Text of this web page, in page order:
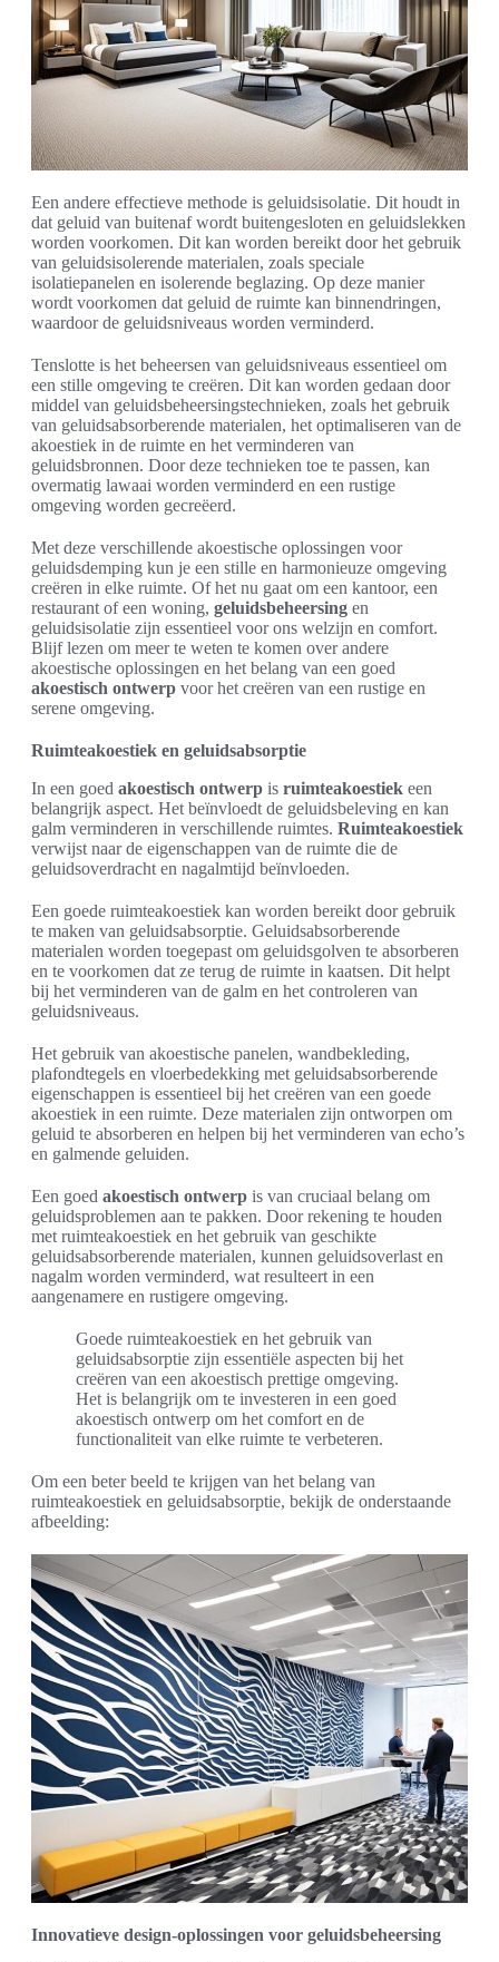
Een andere effectieve methode is geluidsisolatie. Dit houdt in
dat geluid van buitenaf wordt buitengesloten en geluidslekken
worden voorkomen. Dit kan worden bereikt door het gebruik
van geluidsisolerende materialen, zoals speciale
isolatiepanelen en isolerende beglazing. Op deze manier
wordt voorkomen dat geluid de ruimte kan binnendringen,
waardoor de geluidsniveaus worden verminderd.
Tenslotte is het beheersen van geluidsniveaus essentieel om
een stille omgeving te creëren. Dit kan worden gedaan door
middel van geluidsbeheersingstechnieken, zoals het gebruik
van geluidsabsorberende materialen, het optimaliseren van de
akoestiek in de ruimte en het verminderen van
geluidsbronnen. Door deze technieken toe te passen, kan
overmatig lawaai worden verminderd en een rustige
omgeving worden gecreëerd.
Met deze verschillende akoestische oplossingen voor
geluidsdemping kun je een stille en harmonieuze omgeving
creëren in elke ruimte. Of het nu gaat om een kantoor, een
restaurant of een woning, geluidsbeheersing en
geluidsisolatie zijn essentieel voor ons welzijn en comfort.
Blijf lezen om meer te weten te komen over andere
akoestische oplossingen en het belang van een goed
akoestisch ontwerp voor het creëren van een rustige en
serene omgeving.
Ruimteakoestiek en geluidsabsorptie
In een goed akoestisch ontwerp is ruimteakoestiek een
belangrijk aspect. Het beïnvloedt de geluidsbeleving en kan
galm verminderen in verschillende ruimtes. Ruimteakoestiek
verwijst naar de eigenschappen van de ruimte die de
geluidsoverdracht en nagalmtijd beïnvloeden.
Een goede ruimteakoestiek kan worden bereikt door gebruik
te maken van geluidsabsorptie. Geluidsabsorberende
materialen worden toegepast om geluidsgolven te absorberen
en te voorkomen dat ze terug de ruimte in kaatsen. Dit helpt
bij het verminderen van de galm en het controleren van
geluidsniveaus.
Het gebruik van akoestische panelen, wandbekleding,
plafondtegels en vloerbedekking met geluidsabsorberende
eigenschappen is essentieel bij het creëren van een goede
akoestiek in een ruimte. Deze materialen zijn ontworpen om
geluid te absorberen en helpen bij het verminderen van echo’s
en galmende geluiden.
Een goed akoestisch ontwerp is van cruciaal belang om
geluidsproblemen aan te pakken. Door rekening te houden
met ruimteakoestiek en het gebruik van geschikte
geluidsabsorberende materialen, kunnen geluidsoverlast en
nagalm worden verminderd, wat resulteert in een
aangenamere en rustigere omgeving.
Goede ruimteakoestiek en het gebruik van
geluidsabsorptie zijn essentiële aspecten bij het
creëren van een akoestisch prettige omgeving.
Het is belangrijk om te investeren in een goed
akoestisch ontwerp om het comfort en de
functionaliteit van elke ruimte te verbeteren.
Om een beter beeld te krijgen van het belang van
ruimteakoestiek en geluidsabsorptie, bekijk de onderstaande
afbeelding:
Innovatieve design-oplossingen voor geluidsbeheersing